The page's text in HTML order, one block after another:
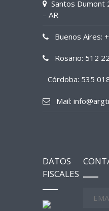
Santos Dumont
– AR
Buenos Aires:
Rosario: 512
Córdoba: 535
Mail:
DATOS
FISCALES